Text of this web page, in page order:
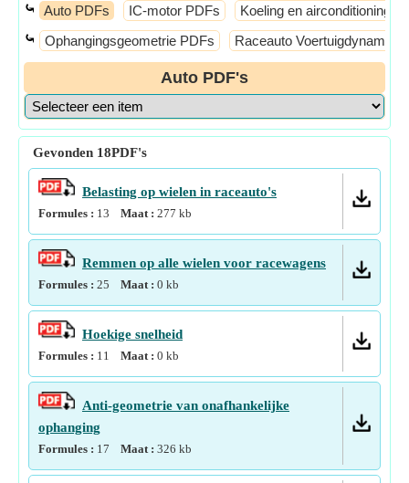
⤿ Auto PDFs IC-motor PDFs Koeling en airconditioning
⤿ Ophangingsgeometrie PDFs Raceauto Voertuigdynamica
Auto PDF's
Gevonden 18PDF's
Belasting op wielen in raceauto's
Formules : 13 Maat : 277 kb
Remmen op alle wielen voor racewagens
Formules : 25 Maat : 0 kb
Hoekige snelheid
Formules : 11 Maat : 0 kb
Anti-geometrie van onafhankelijke
ophanging
Formules : 17 Maat : 326 kb